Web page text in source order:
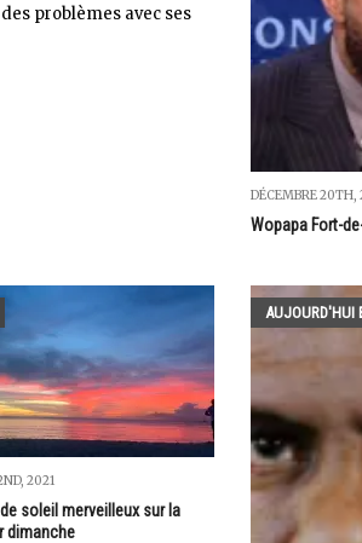
problèmes avec ses
DÉCEMBRE
Wopapa Fort-
2021
soleil merveilleux sur la
dimanche
AUJOURD'HUI